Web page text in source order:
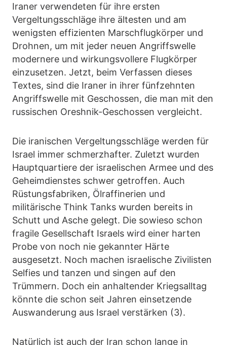
Iraner verwendeten für ihre ersten
Vergeltungsschläge ihre ältesten und am
wenigsten effizienten Marschflugkörper und
Drohnen, um mit jeder neuen Angriffswelle
modernere und wirkungsvollere Flugkörper
einzusetzen. Jetzt, beim Verfassen dieses
Textes, sind die Iraner in ihrer fünfzehnten
Angriffswelle mit Geschossen, die man mit den
russischen Oreshnik-Geschossen vergleicht.
Die iranischen Vergeltungsschläge werden für
Israel immer schmerzhafter. Zuletzt wurden
Hauptquartiere der israelischen Armee und des
Geheimdienstes schwer getroffen. Auch
Rüstungsfabriken, Ölraffinerien und
militärische Think Tanks wurden bereits in
Schutt und Asche gelegt. Die sowieso schon
fragile Gesellschaft Israels wird einer harten
Probe von noch nie gekannter Härte
ausgesetzt. Noch machen israelische Zivilisten
Selfies und tanzen und singen auf den
Trümmern. Doch ein anhaltender Kriegsalltag
könnte die schon seit Jahren einsetzende
Auswanderung aus Israel verstärken (3).
Natürlich ist auch der Iran schon lange in